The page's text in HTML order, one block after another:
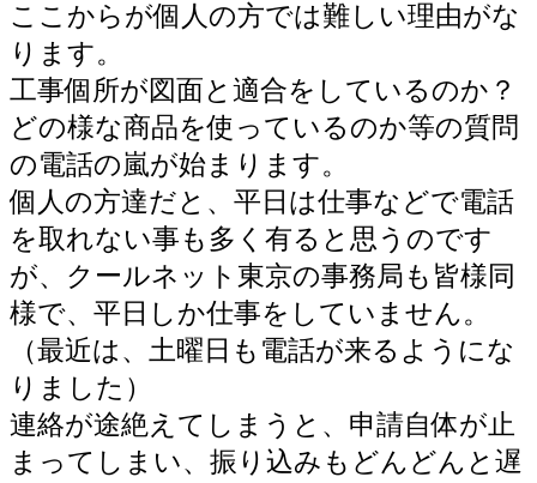
ここからが個人の方では難しい理由がな
ります。
工事個所が図面と適合をしているのか？
どの様な商品を使っているのか等の質問
の電話の嵐が始まります。
個人の方達だと、平日は仕事などで電話
を取れない事も多く有ると思うのです
が、クールネット東京の事務局も皆様同
様で、平日しか仕事をしていません。
（最近は、土曜日も電話が来るようにな
りました）
連絡が途絶えてしまうと、申請自体が止
まってしまい、振り込みもどんどんと遅